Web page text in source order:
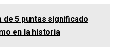
de 5 puntas significado
en la historia